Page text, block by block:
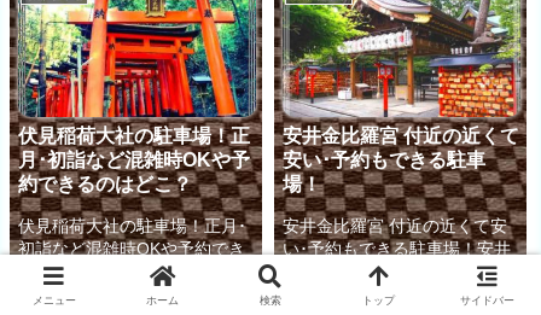
る寺院で、春の御室桜の季節に
はその美しい景色を見ようと多
くの人が訪れ大変混雑します。
仁和寺は、京福電鉄(嵐電)を利
用すれば、最寄り駅で下車徒歩
2分という便利な立地にありま
すが、JRを利用する人にとっ
てはバスに乗り換えてのアクセ
スとなってしまうため、小さな
お子様やお年寄りの方と一緒の
場合には近くの駐車場まで車で
向かう方が便...
他の名所と 併せて観光するな
ら自由に移動ができる車で行く
のが便利です。しかし、せっか
く観光に来たのに、空いている
駐車場がなかなか見つからない
なんてことも…。そんな際に
は、東寺の周辺の駐車場を予約
しておくのがおすすめです！東
寺に行く前に知っておくと安心
の、「予約できる安い駐車場」
を 早速 ご案内していきましょ
う！東寺周辺の予約可能な駐...
伏見稲荷大社の駐車場！正
月･初詣など混雑時OKや予
約できるのはどこ？
伏見稲荷大社の駐車場！正月･
初詣など混雑時OKや予約でき
るのはどこ？伏見稲荷大社の正
月の初詣など混雑時におすすめ
安井金比羅宮 付近の近くて
安い･予約もできる駐車
場！
安井金比羅宮 付近の近くて安
い･予約もできる駐車場！安井
金比羅宮に近くて安いおすすめ
＆予約のできる駐車場もご紹
メニュー ホーム 検索 トップ サイドバー